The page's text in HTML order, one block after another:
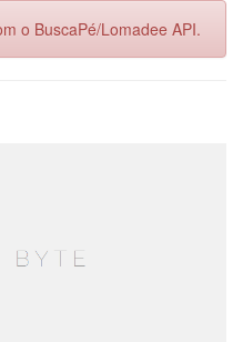
o BuscaPé/Lomadee API.